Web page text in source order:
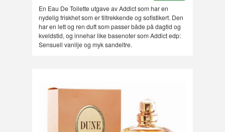
En Eau De Toilette utgave av Addict som har en
nydelig friskhet som er tiltrekkende og sofistikert. Den
har en lett og ren duft som passer både på dagtid og
kveldstid, og innehar like basenoter som Addict edp:
Sensuell vanilje og myk sandeltre.